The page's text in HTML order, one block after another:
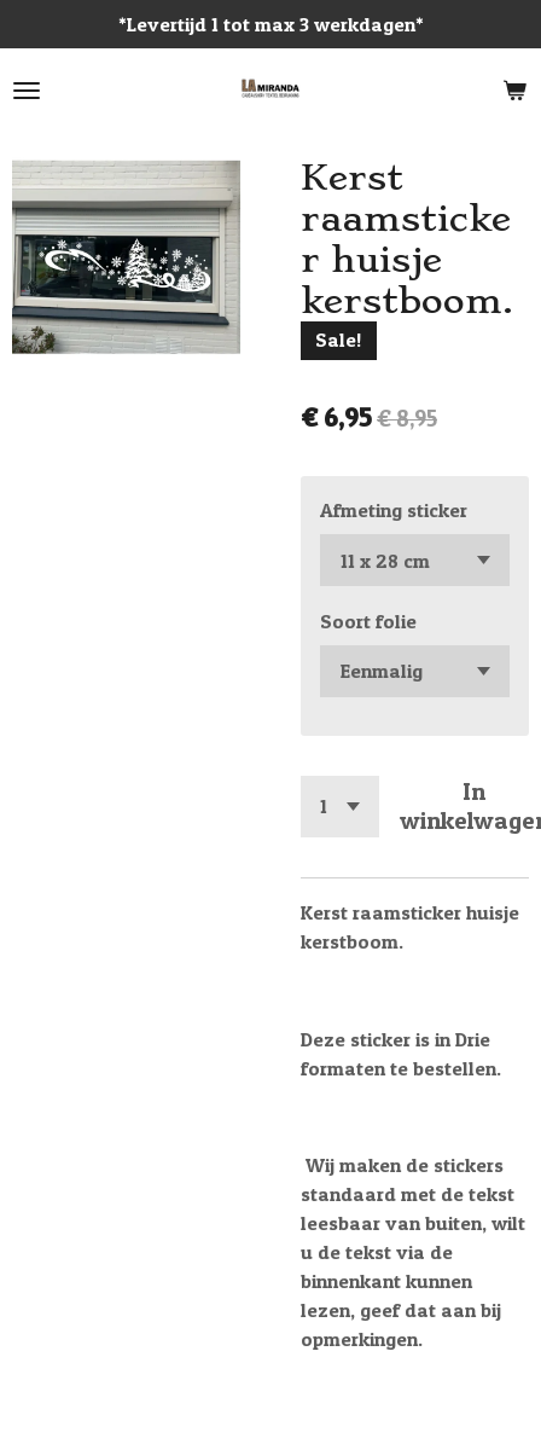
direct
naar
*Levertijd 1 tot max 3 werkdagen*
Kerst
raamsticke
r huisje
kerstboom.
Sale!
€ 6,95€ 8,95
Afmeting sticker
Soort folie
In
Kerst raamsticker huisje
kerstboom.
Deze sticker is in Drie
formaten te bestellen.
Wij maken de stickers
standaard met de tekst
leesbaar van buiten, wilt
u de tekst via de
binnenkant kunnen
lezen, geef dat aan bij
opmerkingen.